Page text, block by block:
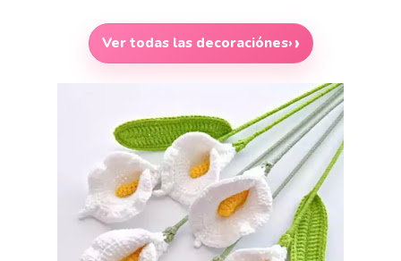
Ver todas las decoraciónes›